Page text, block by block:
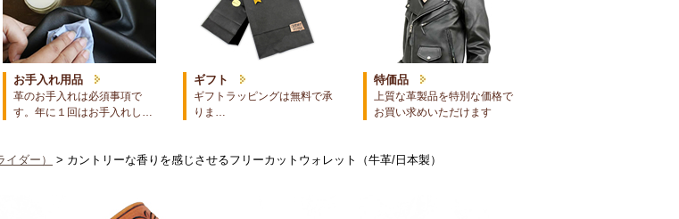
お手入れ用品
革のお手入れは必須事項で
す。年に１回はお手入れし…
ギフト
ギフトラッピングは無料で承
りま…
特価品
上質な革製品を特別な価格で
お買い求めいただけます
ダー） > カントリーな香りを感じさせるフリーカットウォレット（牛革/日本製）